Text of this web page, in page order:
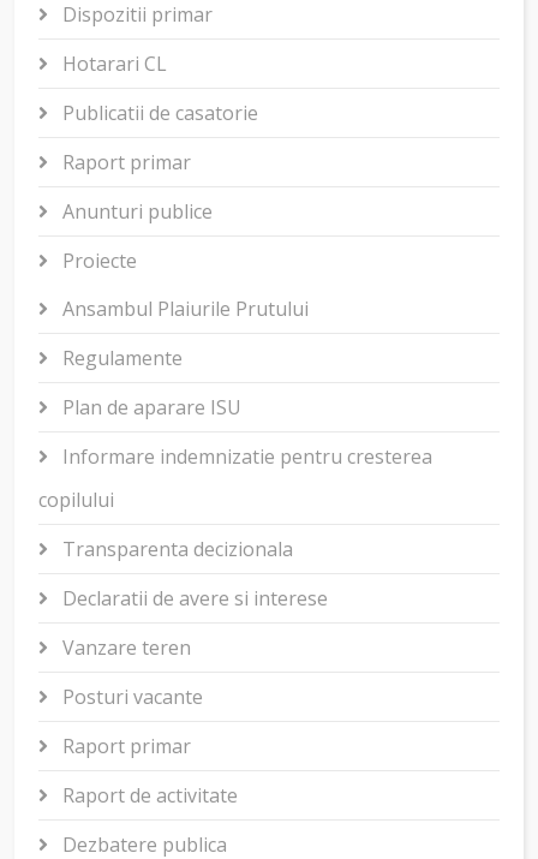
Dispozitii primar
Hotarari CL
Publicatii de casatorie
Raport primar
Anunturi publice
Proiecte
Ansambul Plaiurile Prutului
Regulamente
Plan de aparare ISU
Informare indemnizatie pentru cresterea
copilului
Transparenta decizionala
Declaratii de avere si interese
Vanzare teren
Posturi vacante
Raport primar
Raport de activitate
Dezbatere publica